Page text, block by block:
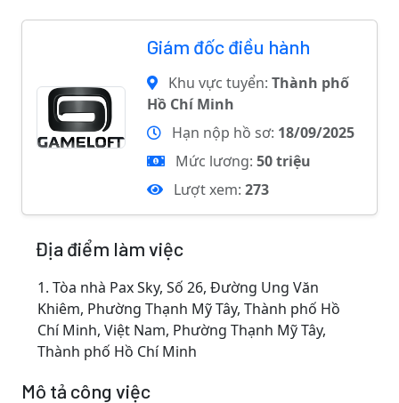
Giám đốc điều hành
Khu vực tuyển: Thành phố
Hồ Chí Minh
Hạn nộp hồ sơ: 18/09/2025
Mức lương: 50 triệu
Lượt xem: 273
Địa điểm làm việc
1. Tòa nhà Pax Sky, Số 26, Đường Ung Văn
Khiêm, Phường Thạnh Mỹ Tây, Thành phố Hồ
Chí Minh, Việt Nam, Phường Thạnh Mỹ Tây,
Thành phố Hồ Chí Minh
Mô tả công việc